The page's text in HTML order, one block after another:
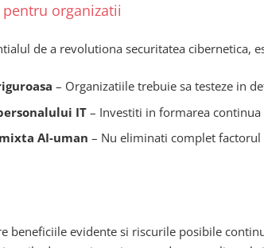
organizatii
de a revolutiona securitatea cibernetica,
– Organizatiile trebuie sa testeze in
IT– Investiti in formarea continua
AI-uman – Nu eliminati complet factorul
beneficiile evidente si riscurile posibile